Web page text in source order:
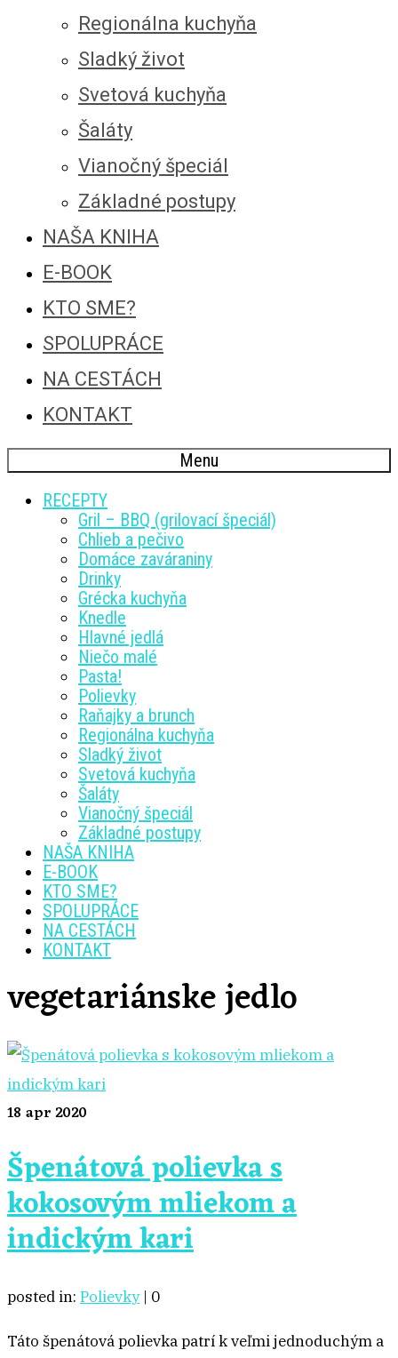
Regionálna kuchyňa
Sladký život
Svetová kuchyňa
Šaláty
Vianočný špeciál
Základné postupy
NAŠA KNIHA
E-BOOK
KTO SME?
SPOLUPRÁCE
NA CESTÁCH
KONTAKT
Menu
RECEPTY
Gril – BBQ (grilovací špeciál)
Chlieb a pečivo
Domáce zaváraniny
Drinky
Grécka kuchyňa
Knedle
Hlavné jedlá
Niečo malé
Pasta!
Polievky
Raňajky a brunch
Regionálna kuchyňa
Sladký život
Svetová kuchyňa
Šaláty
Vianočný špeciál
Základné postupy
NAŠA KNIHA
E-BOOK
KTO SME?
SPOLUPRÁCE
NA CESTÁCH
KONTAKT
vegetariánske jedlo
18 apr 2020
Špenátová polievka s
kokosovým mliekom a
indickým kari
posted in: Polievky | 0
Táto špenátová polievka patrí k veľmi jednoduchým a